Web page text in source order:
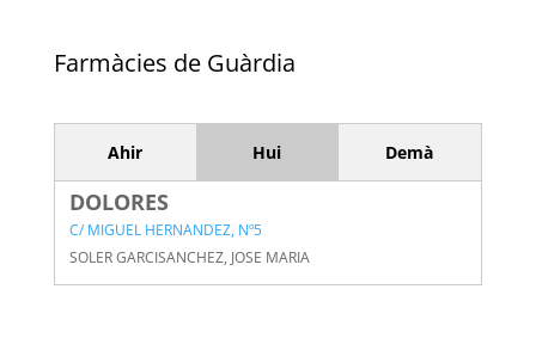
Farmàcies de Guàrdia
Ahir Hui Demà
DOLORES
C/ MIGUEL HERNANDEZ, Nº5
SOLER GARCISANCHEZ, JOSE MARIA